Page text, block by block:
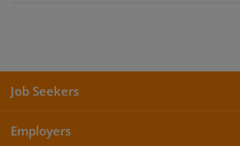
Job Seekers
Employers